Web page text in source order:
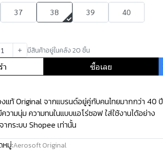
37 38 39
40
มีสินค้าอยู่ในคลัง 20 ชิ้น
า
ซื้อเลย
แท้ Original จากแบรนด์อยู่คู่กับคนไทยมากกว่า 40 ปี
ามนุ่ม ความทนในแบบแอโร่ซอฟ ใส่ใช้งานได้อย่าง
กระบบ Shopee เท่านั้น
หมู่:Aerosoft Original